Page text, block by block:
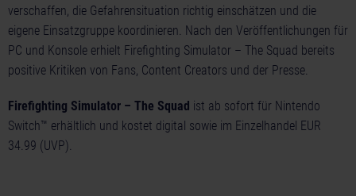
verschaffen, die Gefahrensituation richtig einschätzen und die
eigene Einsatzgruppe koordinieren. Nach den Veröffentlichungen für
PC und Konsole erhielt Firefighting Simulator – The Squad bereits
positive Kritiken von Fans, Content Creators und der Presse.
Firefighting Simulator – The Squad ist ab sofort für Nintendo
Switch™ erhältlich und kostet digital sowie im Einzelhandel EUR
34.99 (UVP).